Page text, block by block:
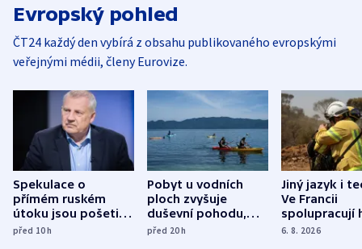
Evropský pohled
ČT24 každý den vybírá z obsahu publikovaného evropskými
veřejnými médii, členy Eurovize.
Spekulace o
přímém ruském
útoku jsou pošetilé,
míní estonský
před 10h
Pobyt u vodních
ploch zvyšuje
duševní pohodu,
ukázala
před 20h
Jiný jazyk i
Ve Francii
spolupracují
různých zemí
6. 8. 2026